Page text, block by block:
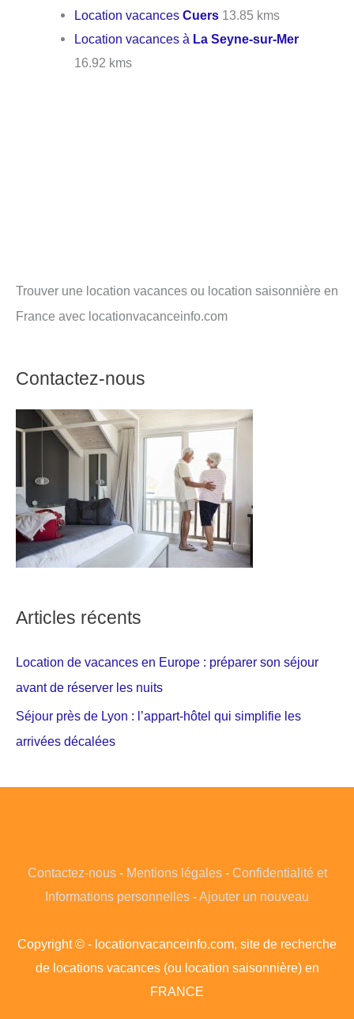
Location vacancesCuers 13.85 kms
Location vacances à La Seyne-sur-Mer
16.92 kms
Trouver une location vacances ou location saisonnière en
France avec locationvacanceinfo.com
Contactez-nous
Articles récents
Location de vacances en Europe : préparer son séjour
avant de réserver les nuits
Séjour près de Lyon : l’appart-hôtel qui simplifie les
arrivées décalées
Contactez-nous- Mentions légales- Confidentialité et
Informations personnelles -Ajouter un nouveau
Copyright © - locationvacanceinfo.com, site de recherche
de locations vacances (ou location saisonnière) en
FRANCE